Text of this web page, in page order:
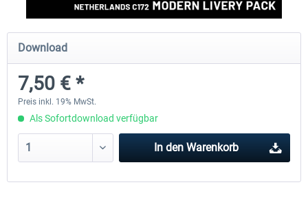
FlightSim Studio - E-Jets 170/175 Aerosoft Aircraft A340-
Download
7,50 € *
Preis inkl. 19% MwSt.
Als Sofortdownload verfügbar
In den Warenkorb